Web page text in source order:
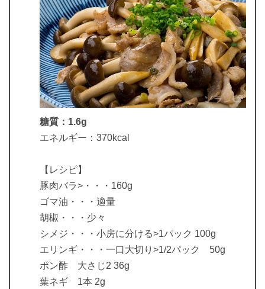
糖質：1.6g
エネルギー：370kcal
【レシピ】
豚肉バラ>・・・160g
ゴマ油・・・適量
胡椒・・・少々
シメジ・・・小房に分ける>1パック 100g
エリンギ・・・一口大切り>1/2パック 50g
ポン酢 大さじ2 36g
葉ネギ 1本 2g